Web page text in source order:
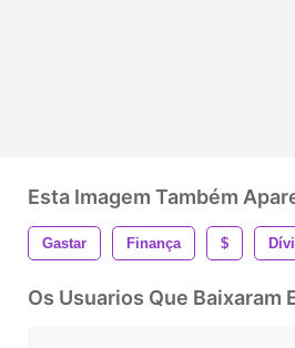
Esta Imagem Também
Gastar Finança $
Os Usuarios Que Baixaram